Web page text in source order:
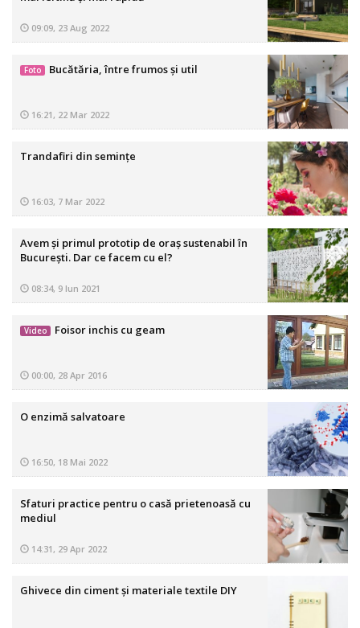
09:09, 23 Aug 2022
Foto Bucătăria, între frumos și util
16:21, 22 Mar 2022
Trandafiri din semințe
16:03, 7 Mar 2022
Avem și primul prototip de oraș sustenabil în
București. Dar ce facem cu el?
08:34, 9 Iun 2021
Video Foisor inchis cu geam
00:00, 28 Apr 2016
O enzimă salvatoare
16:50, 18 Mai 2022
Sfaturi practice pentru o casă prietenoasă cu
mediul
14:31, 29 Apr 2022
Ghivece din ciment și materiale textile DIY